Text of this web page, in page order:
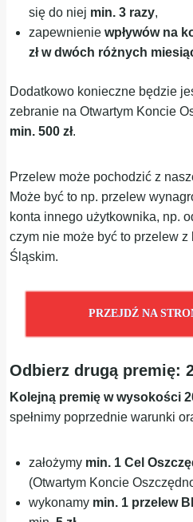
się do niej min. 3 razy,
zapewnieniewpływów na
zł w dwóch różnych
Dodatkowo konieczne będzie
zebranie na Otwartym Koncie
min. 500 zł.
Przelew może pochodzić z
Może być to np. przelew
konta innego użytkownika, np.
czym nie może być to przelew z
Śląskim.
PRZEJDŹ NA
Odbierz drugą premię:
Kolejną premię w wysokości
spełnimy poprzednie warunki
założymy min. 1 Cel
(Otwartym Koncie
wykonamy min. 1 przelew